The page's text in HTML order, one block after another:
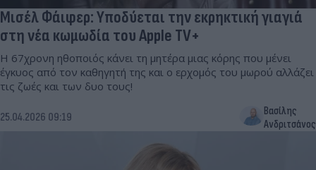
Μισέλ Φάιφερ: Υποδύεται την εκρηκτική γιαγιά
στη νέα κωμωδία του Apple TV+
Η 67χρονη ηθοποιός κάνει τη μητέρα μιας κόρης που μένει
έγκυος από τον καθηγητή της και ο ερχομός του μωρού αλλάζει
τις ζωές και των δυο τους!
25.04.2026 09:19
Βασίλης
Ανδριτσάνος